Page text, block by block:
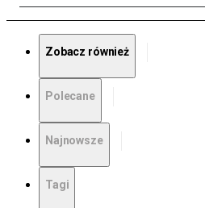
Zobacz również
Polecane
Najnowsze
Tagi